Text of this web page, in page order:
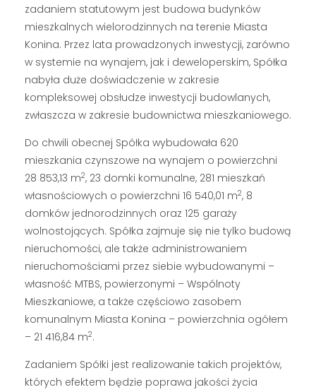
zadaniem statutowym jest budowa budynków
mieszkalnych wielorodzinnych na terenie Miasta
Konina. Przez lata prowadzonych inwestycji, zarówno
w systemie na wynajem, jak i deweloperskim, Spółka
nabyła duże doświadczenie w zakresie
kompleksowej obsłudze inwestycji budowlanych,
zwłaszcza w zakresie budownictwa mieszkaniowego.
Do chwili obecnej Spółka wybudowała 620
mieszkania czynszowe na wynajem o powierzchni
28 853,13 m2, 23 domki komunalne, 281 mieszkań
własnościowych o powierzchni 16 540,01 m2, 8
domków jednorodzinnych oraz 125 garaży
wolnostojących. Spółka zajmuje się nie tylko budową
nieruchomości, ale także administrowaniem
nieruchomościami przez siebie wybudowanymi –
własność MTBS, powierzonymi – Wspólnoty
Mieszkaniowe, a także częściowo zasobem
komunalnym Miasta Konina – powierzchnia ogółem
– 21 416,84 m2.
Zadaniem Spółki jest realizowanie takich projektów,
których efektem będzie poprawa jakości życia